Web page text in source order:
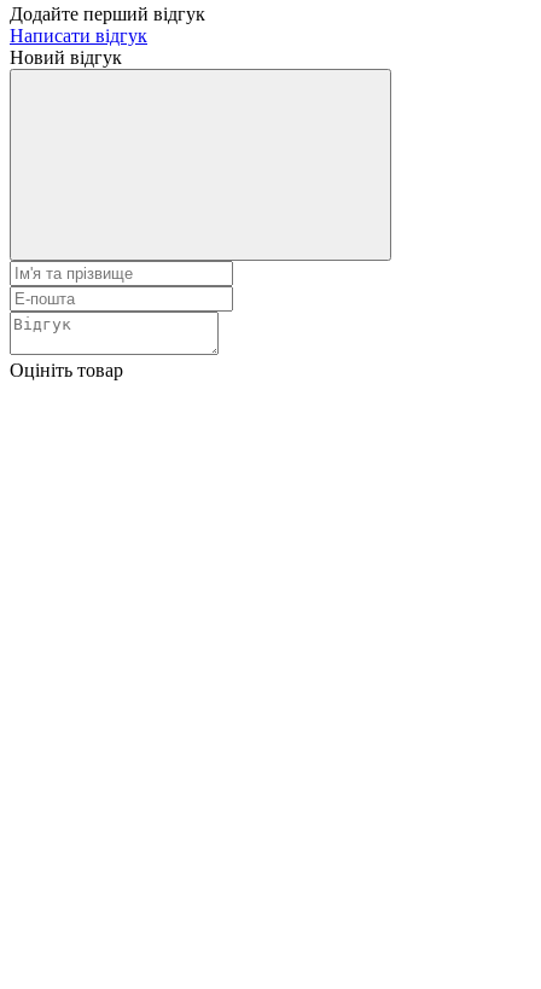
Додайте перший відгук
Написати відгук
Новий відгук
Оцініть товар